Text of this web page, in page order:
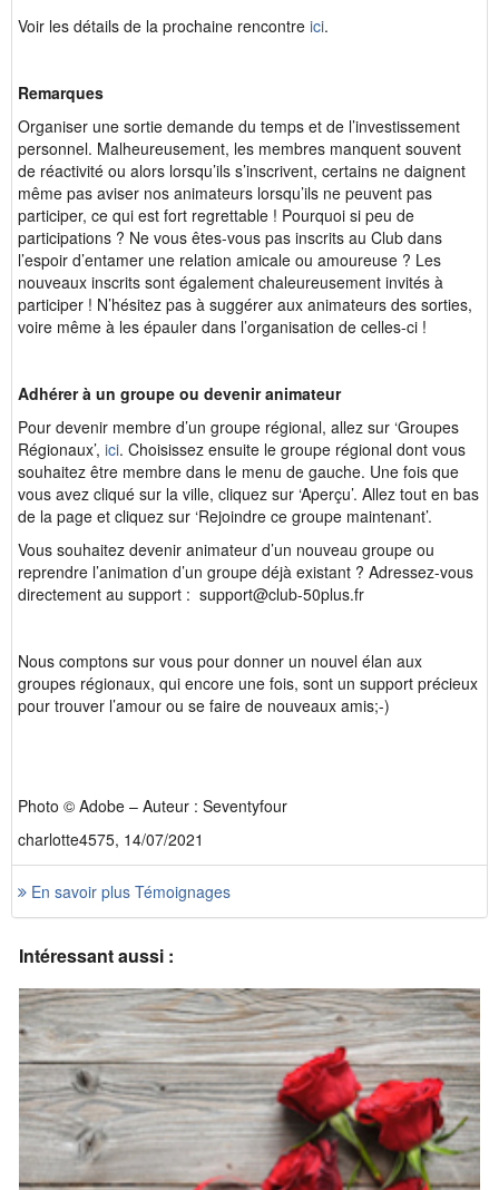
Voir les détails de la prochaine rencontre ici.
Remarques
Organiser une sortie demande du temps et de l’investissement
personnel. Malheureusement, les membres manquent souvent
de réactivité ou alors lorsqu’ils s’inscrivent, certains ne daignent
même pas aviser nos animateurs lorsqu’ils ne peuvent pas
participer, ce qui est fort regrettable ! Pourquoi si peu de
participations ? Ne vous êtes-vous pas inscrits au Club dans
l’espoir d’entamer une relation amicale ou amoureuse ? Les
nouveaux inscrits sont également chaleureusement invités à
participer ! N’hésitez pas à suggérer aux animateurs des sorties,
voire même à les épauler dans l’organisation de celles-ci !
Adhérer à un groupe ou devenir animateur
Pour devenir membre d’un groupe régional, allez sur ‘Groupes
Régionaux’, ici. Choisissez ensuite le groupe régional dont vous
souhaitez être membre dans le menu de gauche. Une fois que
vous avez cliqué sur la ville, cliquez sur ‘Aperçu’. Allez tout en bas
de la page et cliquez sur ‘Rejoindre ce groupe maintenant’.
Vous souhaitez devenir animateur d’un nouveau groupe ou
reprendre l’animation d’un groupe déjà existant ? Adressez-vous
directement au support : support@club-50plus.fr
Nous comptons sur vous pour donner un nouvel élan aux
groupes régionaux, qui encore une fois, sont un support précieux
pour trouver l’amour ou se faire de nouveaux amis;-)
Photo © Adobe – Auteur : Seventyfour
charlotte4575, 14/07/2021
En savoir plus Témoignages
Intéressant aussi :